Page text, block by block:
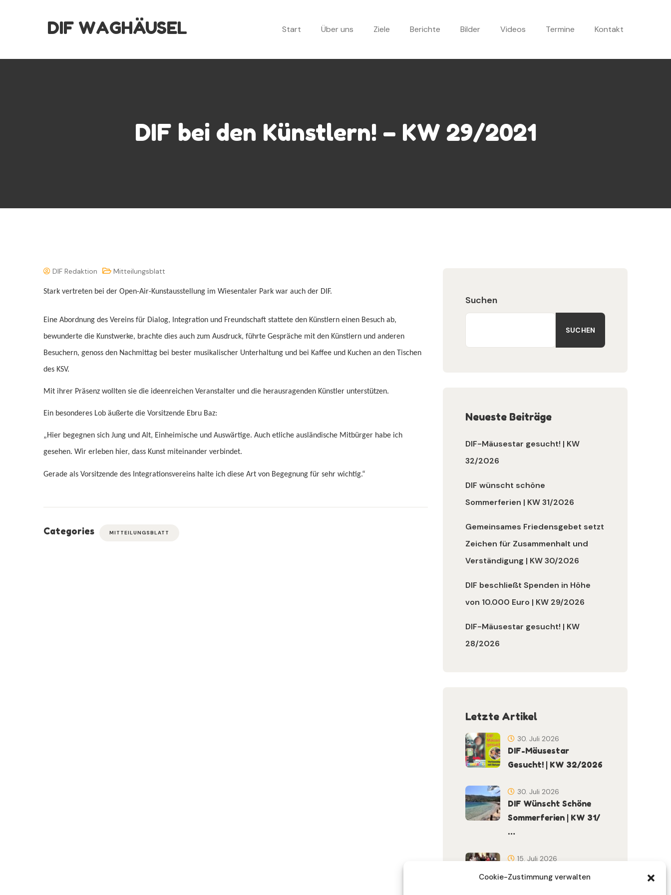
Cookie-Zustimmung verwalten
DIF WAGHÄUSEL Start Über uns Ziele Berichte Bilder Videos Termine Kontakt
DIF bei den Künstlern! – KW 29/2021
DIF Redaktion Mitteilungsblatt
Stark vertreten bei der Open-Air-Kunstausstellung im Wiesentaler Park war auch der DIF.
Eine Abordnung des Vereins für Dialog, Integration und Freundschaft stattete den Künstlern einen Besuch ab,
bewunderte die Kunstwerke, brachte dies auch zum Ausdruck, führte Gespräche mit den Künstlern und anderen
Besuchern, genoss den Nachmittag bei bester musikalischer Unterhaltung und bei Kaffee und Kuchen an den Tischen
des KSV.
Mit ihrer Präsenz wollten sie die ideenreichen Veranstalter und die herausragenden Künstler unterstützen.
Ein besonderes Lob äußerte die Vorsitzende Ebru Baz:
„Hier begegnen sich Jung und Alt, Einheimische und Auswärtige. Auch etliche ausländische Mitbürger habe ich
gesehen. Wir erleben hier, dass Kunst miteinander verbindet.
Gerade als Vorsitzende des Integrationsvereins halte ich diese Art von Begegnung für sehr wichtig.“
Categories MITTEILUNGSBLATT
Suchen
SUCHEN
Neueste Beiträge
DIF-Mäusestar gesucht! | KW
32/2026
DIF wünscht schöne
Sommerferien | KW 31/2026
Gemeinsames Friedensgebet setzt
Zeichen für Zusammenhalt und
Verständigung | KW 30/2026
DIF beschließt Spenden in Höhe
von 10.000 Euro | KW 29/2026
DIF-Mäusestar gesucht! | KW
28/2026
Letzte Artikel
DIF-Mäusestar
Gesucht! | KW 32/2026
30. Juli 2026
DIF Wünscht Schöne
Sommerferien | KW 31/
…
30. Juli 2026
15. Juli 2026